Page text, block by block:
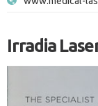
Irradia